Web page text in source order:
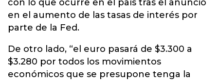
con lo que ocurre en el país tras el anuncio
en el aumento de las tasas de interés por
parte de la Fed.
De otro lado, “el euro pasará de $3.300 a
$3.280 por todos los movimientos
económicos que se presupone tenga la